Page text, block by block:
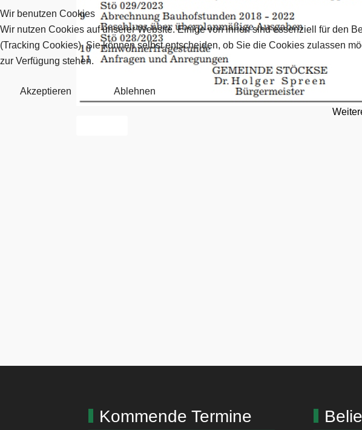
Kommende Termine
Wir benutzen Cookies
Wir nutzen Cookies auf unserer Website. Einige von ihnen sind essenziell für den
(Tracking Cookies). Sie können selbst entscheiden, ob Sie die Cookies zulassen
zur Verfügung stehen.
Akzeptieren
Ablehnen